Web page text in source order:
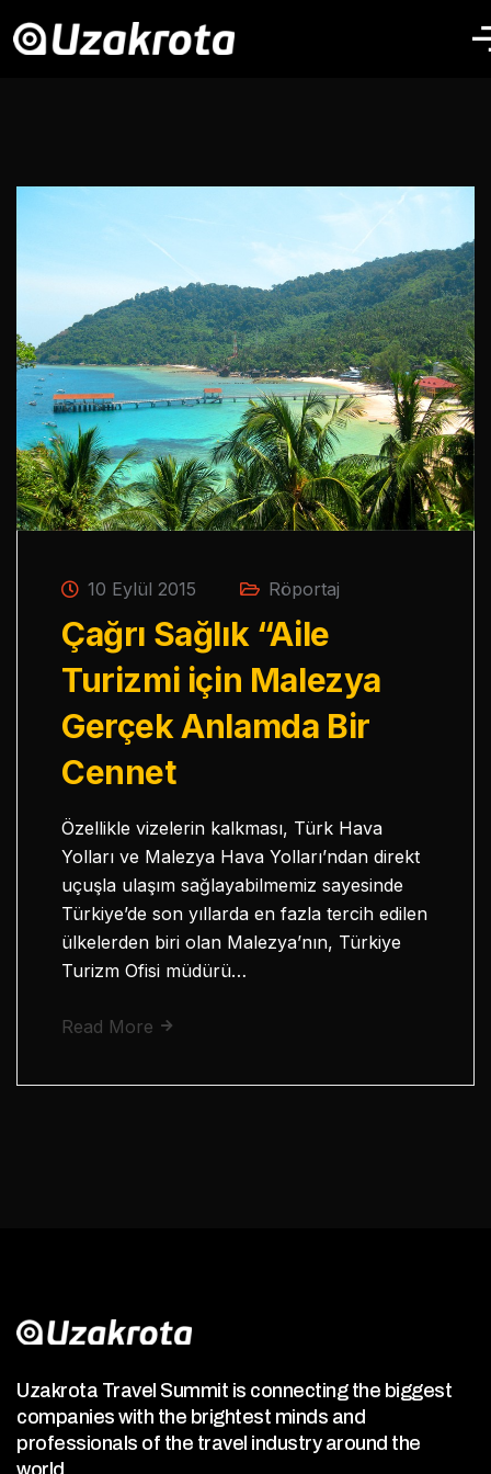
10 Eylül 2015 Röportaj
Çağrı Sağlık “Aile
Turizmi için Malezya
Gerçek Anlamda Bir
Cennet
Özellikle vizelerin kalkması, Türk Hava
Yolları ve Malezya Hava Yolları’ndan direkt
uçuşla ulaşım sağlayabilmemiz sayesinde
Türkiye’de son yıllarda en fazla tercih edilen
ülkelerden biri olan Malezya’nın, Türkiye
Turizm Ofisi müdürü…
Read More
Uzakrota Travel Summit is connecting the biggest
companies with the brightest minds and
professionals of the travel industry around the
world.